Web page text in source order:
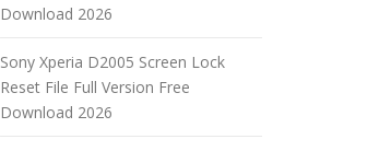
Download 2026
Sony Xperia D2005 Screen Lock
Reset File Full Version Free
Download 2026